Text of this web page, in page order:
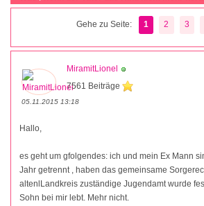
Gehe zu Seite: 1 2 3
MiramitLionel
7561 Beiträge
05.11.2015 13:18
Hallo,
es geht um gfolgendes: ich und mein Ex Mann
Jahr getrennt , haben das gemeinsame
altenlLandkreis zuständige Jugendamt wurde
Sohn bei mir lebt. Mehr nicht.